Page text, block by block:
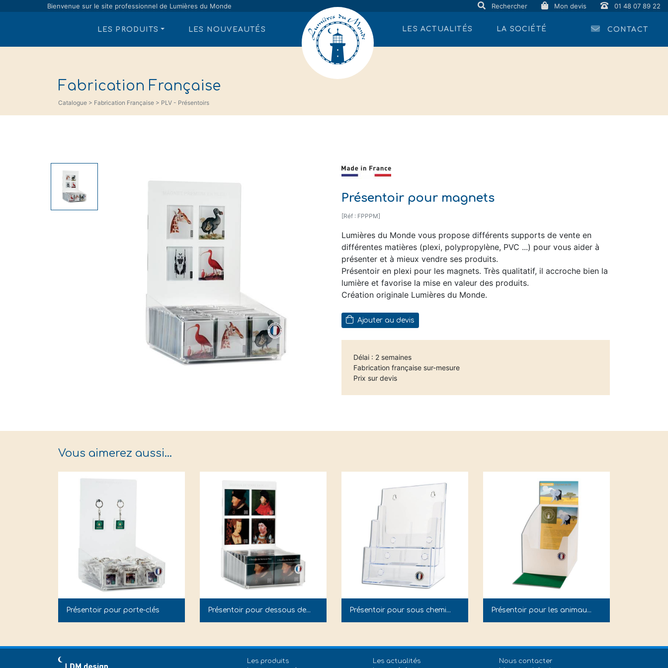
Bienvenue sur le site professionnel de Lumières du Monde Rechercher Mon devis 01 48 07 89 22
LES PRODUITS LES NOUVEAUTÉS LES ACTUALITÉS LA SOCIÉTÉ CONTACT
Fabrication Française
Catalogue > Fabrication Française > PLV - Présentoirs
Présentoir pour magnets
[Réf : FPPPM]
Lumières du Monde vous propose différents supports de vente en
différentes matières (plexi, polypropylène, PVC ...) pour vous aider à
présenter et à mieux vendre ses produits.
Présentoir en plexi pour les magnets. Très qualitatif, il accroche bien la
lumière et favorise la mise en valeur des produits.
Création originale Lumières du Monde.
Ajouter au devis
Délai : 2 semaines
Fabrication française sur-mesure
Prix sur devis
Vous aimerez aussi…
Présentoir pour porte-clés Présentoir pour dessous de... Présentoir pour sous chemi... Présentoir pour les animau...
Les produits
Les actualités
Nous contacter